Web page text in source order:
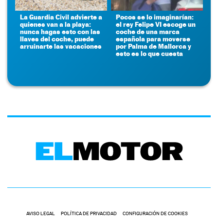
La Guardia Civil advierte a
quienes van a la playa:
nunca hagas esto con las
llaves del coche, puede
arruinarte las vacaciones
Pocos se lo imaginarían:
el rey Felipe VI escoge un
coche de una marca
española para moverse
por Palma de Mallorca y
esto es lo que cuesta
AVISO LEGAL POLÍTICA DE PRIVACIDAD CONFIGURACIÓN DE COOKIES